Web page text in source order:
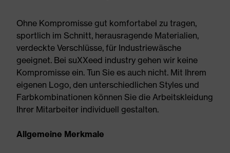
Ohne Kompromisse gut komfortabel zu tragen,
sportlich im Schnitt, herausragende Materialien,
verdeckte Verschlüsse, für Industriewäsche
geeignet. Bei suXXeed industry gehen wir keine
Kompromisse ein. Tun Sie es auch nicht. Mit Ihrem
eigenen Logo, den unterschiedlichen Styles und
Farbkombinationen können Sie die Arbeitskleidung
Ihrer Mitarbeiter individuell gestalten.
Allgemeine Merkmale